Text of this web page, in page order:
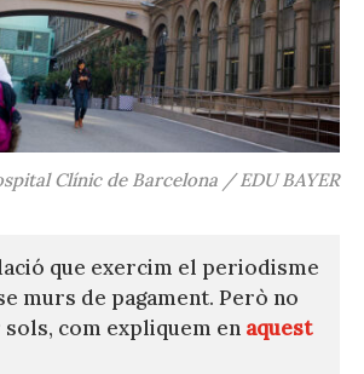
Clínic de Barcelona / EDU BAYER
que exercim el periodisme
murs de pagament. Però no
com expliquem en aquest